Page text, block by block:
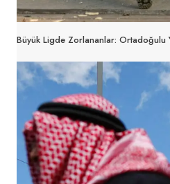
Büyük Ligde Zorlananlar: Ortadoğulu